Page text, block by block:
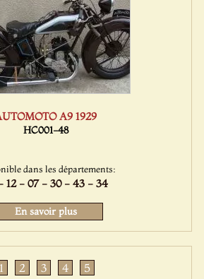
A9 1929
HC001-48
dans les départements:
12 - 07 - 30 - 43 - 34
En savoir plus
1 2 3 4 5